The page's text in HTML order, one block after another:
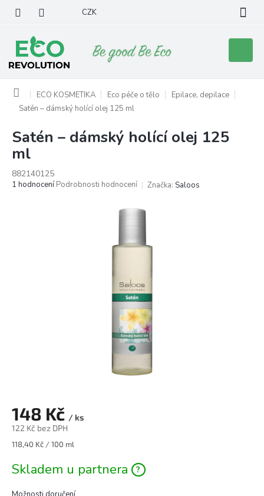
obsah
CZK
košík
Domů ECO KOSMETIKA Eco péče o tělo
Epilace, depilace
Satén – dámský holící olej 125 ml
Satén – dámský holící olej 125
ml
882140125
Průměrné
1 hodnocení Podrobnosti hodnocení Značka: Saloos
148 Kč / ks
122 Kč bez DPH
Měrná
118,40 Kč / 100 ml
Skladem u partnera